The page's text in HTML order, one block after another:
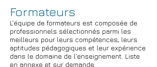
Formateurs
L'équipe de formateurs est composée de
professionnels sélectionnés parmi les
meilleurs pour leurs compétences, leurs
aptitudes pédagogiques et leur expérience
dans le domaine de l'enseignement. Liste
en annexe et sur demande.